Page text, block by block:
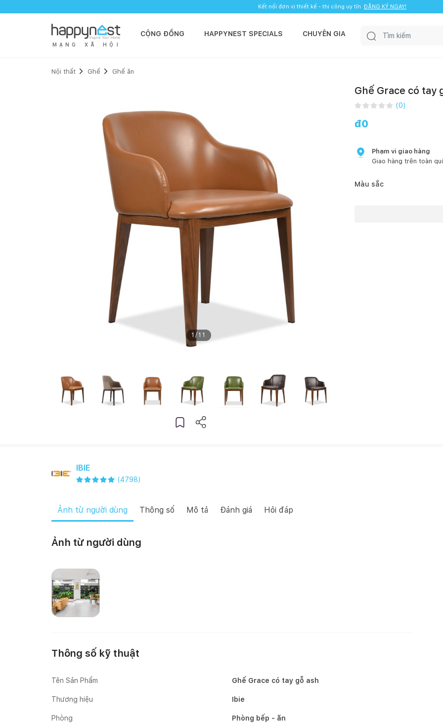
Kết nối đơn vị thiết kế - thi công uy tín. ĐĂNG KÝ NGAY!
M Ạ N G X Ã H Ộ I
CỘNG ĐỒNG HAPPYNEST SPECIALS CHUYÊN GIA
Nội thất Ghế Ghế ăn
1 / 11
Ghế Grace có tay
(0)
đ0
Phạm vi giao hàng
Giao hàng trên toàn
Màu sắc
IBIE
(4798)
Ảnh từ người dùng Thông số Mô tả Đánh giá Hỏi đáp
Ảnh từ người dùng
Thông số kỹ thuật
Tên Sản Phẩm Ghế Grace có tay gỗ ash
Thương hiệu Ibie
Phòng Phòng bếp - ăn